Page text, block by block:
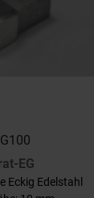
EG
Eckig Edelstahl